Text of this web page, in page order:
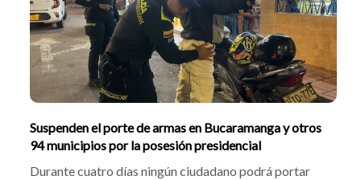
Suspenden el porte de armas en Bucaramanga y otros
94 municipios por la posesión presidencial
Durante cuatro días ningún ciudadano podrá portar